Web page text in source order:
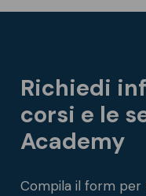
Richiedi
corsi e le
Academy
Compila il form per